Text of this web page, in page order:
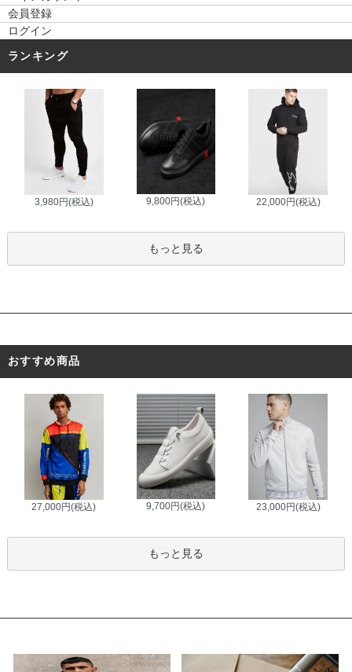
会員登録
ログイン
ランキング
3,980円(税込) 9,800円(税込) 22,000円(税込)
もっと見る
おすすめ商品
27,000円(税込) 9,700円(税込) 23,000円(税込)
もっと見る